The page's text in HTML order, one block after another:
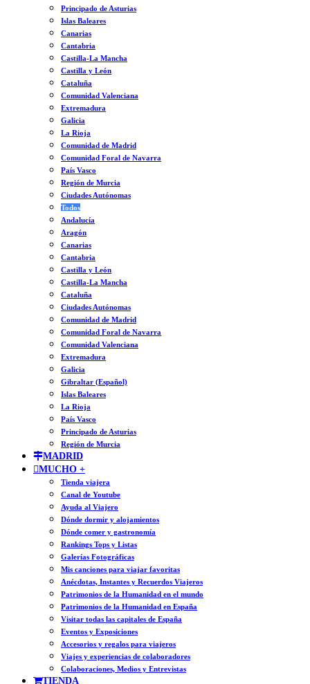
Principado de Asturias
Islas Baleares
Canarias
Cantabria
Castilla-La Mancha
Castilla y León
Cataluña
Comunidad Valenciana
Extremadura
Galicia
La Rioja
Comunidad de Madrid
Comunidad Foral de Navarra
País Vasco
Región de Murcia
Ciudades Autónomas
Todos
Andalucía
Aragón
Canarias
Cantabria
Castilla y León
Castilla-La Mancha
Cataluña
Ciudades Autónomas
Comunidad de Madrid
Comunidad Foral de Navarra
Comunidad Valenciana
Extremadura
Galicia
Gibraltar (Español)
Islas Baleares
La Rioja
País Vasco
Principado de Asturias
Región de Murcia
MADRID
MUCHO +
Tienda viajera
Canal de Youtube
Ayuda al Viajero
Dónde dormir y alojamientos
Dónde comer y gastronomía
Rankings Tops y Listas
Galerías Fotográficas
Mis canciones para viajar favoritas
Anécdotas, Instantes y Recuerdos Viajeros
Patrimonios de la Humanidad en el mundo
Patrimonios de la Humanidad en España
Visitar todas las capitales de España
Eventos y Exposiciones
Accesorios y regalos para viajeros
Viajes y experiencias de colaboradores
Colaboraciones, Medios y Entrevistas
TIENDA